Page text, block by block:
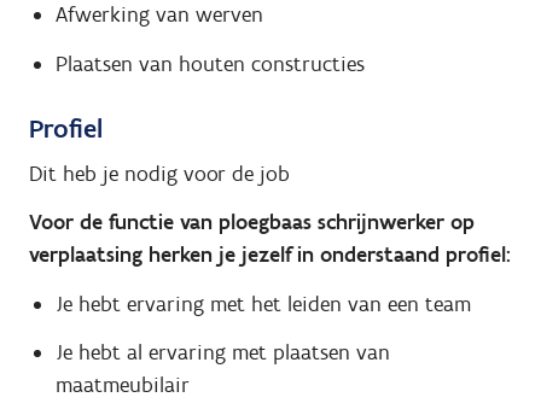
Afwerking van werven
Plaatsen van houten constructies
Profiel
Dit heb je nodig voor de job
Voor de functie van ploegbaas schrijnwerker op
verplaatsing herken je jezelf in onderstaand profiel:
Je hebt ervaring met het leiden van een team
Je hebt al ervaring met plaatsen van
maatmeubilair